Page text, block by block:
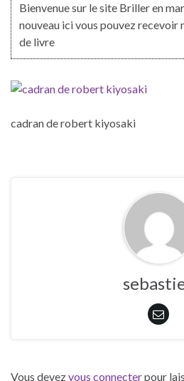
Bienvenue sur le site Briller en
nouveau ici vous pouvez
de livre
cadran de robert kiyosaki
Vous devezvous connecterpour